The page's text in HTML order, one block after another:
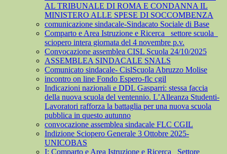
AL TRIBUNALE DI ROMA E CONDANNA IL
MINISTERO ALLE SPESE DI SOCCOMBENZA
comunicazione sindacale-Sindacato Sociale di Base
Comparto e Area Istruzione e Ricerca_ settore scuola_
sciopero intera giornata del 4 novembre p.v.
Convocazione assemblea CISL Scuola 24/10/2025
ASSEMBLEA SINDACALE SNALS
Comunicato sindacale- CislScuola Abruzzo Molise
incontro on line Fondo Espero-flc cgil
Indicazioni nazionali e DDL Gasparri: stessa faccia
della nuova scuola del ventennio. L’Alleanza Studenti-
Lavoratori rafforza la battaglia per una nuova scuola
pubblica in questo autunno
convocazione assemblea sindacale FLC CGIL
Indizione Sciopero Generale 3 Ottobre 2025-
UNICOBAS
I: Comparto e Area Istruzione e Ricerca_ Settore